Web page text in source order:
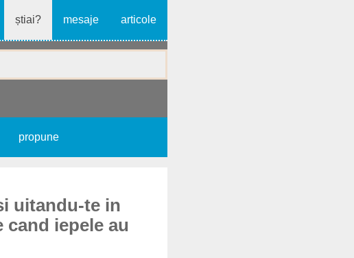
știai? mesaje articole
propune
uitandu-te in
iepele au